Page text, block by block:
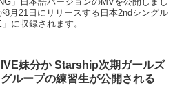
8月21日にリリースする日本2ndシングル
に収録されます。
IVE妹分か Starship次期ガールズ
グループの練習生が公開される